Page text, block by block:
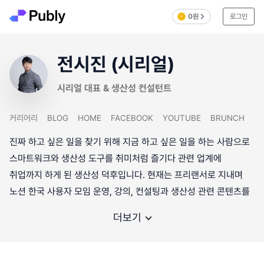
0원 로그인
전시진 (시리얼)
시리얼 대표 & 생산성 컨설턴트
커리어리 BLOG HOME FACEBOOK YOUTUBE BRUNCH
진짜 하고 싶은 일을 찾기 위해 지금 하고 싶은 일을 하는 사람으로
스마트워크와 생산성 도구를 취미처럼 즐기다 관련 업계에
취업까지 하게 된 생산성 덕후입니다. 현재는 프리랜서로 지내며
노션 한국 사용자 모임 운영, 강의, 컨설팅과 생산성 관련 콘텐츠를
더보기